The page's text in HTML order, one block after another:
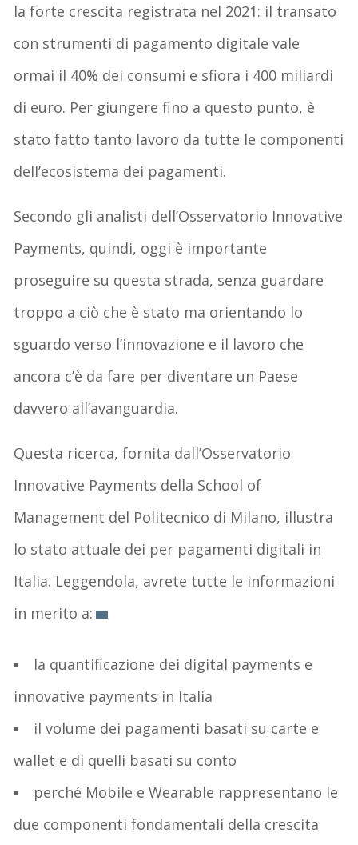
la forte crescita registrata nel 2021: il transato
con strumenti di pagamento digitale vale
ormai il 40% dei consumi e sfiora i 400 miliardi
di euro. Per giungere fino a questo punto, è
stato fatto tanto lavoro da tutte le componenti
dell’ecosistema dei pagamenti.
Secondo gli analisti dell’Osservatorio Innovative
Payments, quindi, oggi è importante
proseguire su questa strada, senza guardare
troppo a ciò che è stato ma orientando lo
sguardo verso l’innovazione e il lavoro che
ancora c’è da fare per diventare un Paese
davvero all’avanguardia.
Questa ricerca, fornita dall’Osservatorio
Innovative Payments della School of
Management del Politecnico di Milano, illustra
lo stato attuale dei per pagamenti digitali in
Italia. Leggendola, avrete tutte le informazioni
in merito a:
la quantificazione dei digital payments e
innovative payments in Italia
il volume dei pagamenti basati su carte e
wallet e di quelli basati su conto
perché Mobile e Wearable rappresentano le
due componenti fondamentali della crescita